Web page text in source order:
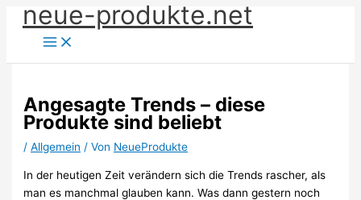
Zum
Inhalt
springen
neue-produkte.net
Angesagte Trends – diese
Produkte sind beliebt
/Allgemein / Von NeueProdukte
In der heutigen Zeit verändern sich die Trends rascher, als
man es manchmal glauben kann. Was dann gestern noch